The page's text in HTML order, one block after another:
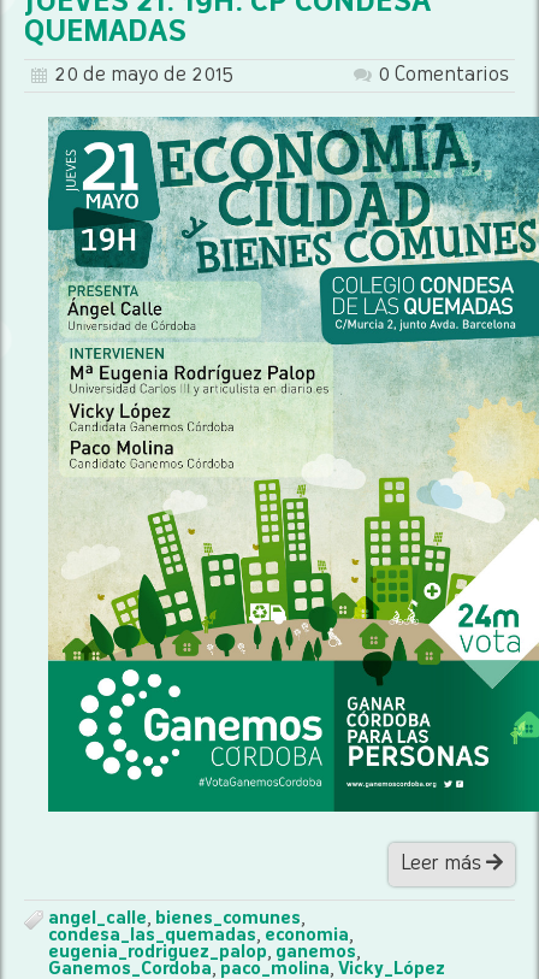
QUEMADAS
20 de mayo de 2015 0 Comentarios
Leer más
angel_calle, bienes_comunes,
condesa_las_quemadas, economia,
eugenia_rodriguez_palop, ganemos,
Ganemos_Cordoba, paco_molina, Vicky_López